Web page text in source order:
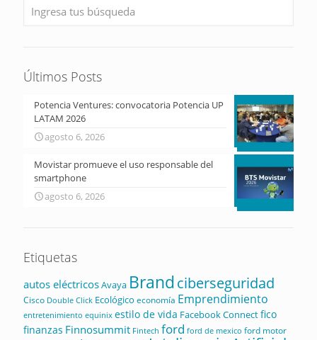
Últimos Posts
Potencia Ventures: convocatoria Potencia UP
LATAM 2026
agosto 6, 2026
Movistar promueve el uso responsable del
smartphone
agosto 6, 2026
Etiquetas
autos eléctricosAvaya Brandciberseguridad
Cisco Double Click Ecológico economía Emprendimiento
entretenimiento equinix estilo de vida Facebook Connectfico
finanzas Finnosummit Fintech ford ford de mexico ford motor